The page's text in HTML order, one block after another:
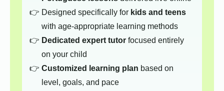
Designed specifically for kids and teens
with age-appropriate learning methods
Dedicated expert tutorfocused entirely
on your child
Customized learning plan based on
level, goals, and pace